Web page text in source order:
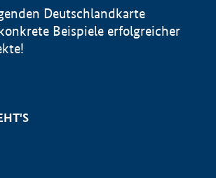
Deutschlandkarte
Beispiele erfolgreicher